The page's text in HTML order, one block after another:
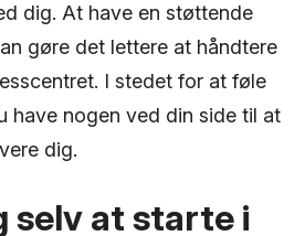
dig. At have en støttende
gøre det lettere at håndtere
I stedet for at føle
have nogen ved din side til at
dig.
selv at starte i